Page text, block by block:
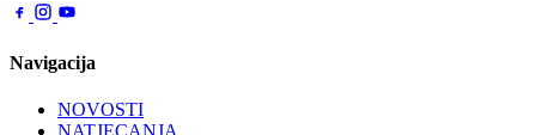
Navigacija
NOVOSTI
NATJECANJA